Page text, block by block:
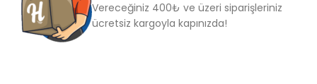
Vereceğiniz 400₺ ve üzeri siparişleriniz
ücretsiz kargoyla kapınızda!